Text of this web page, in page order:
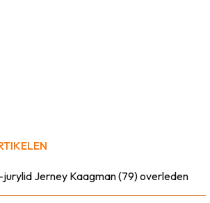
jurylid Jerney Kaagman (79) overleden